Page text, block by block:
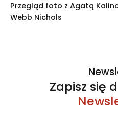
Przegląd foto z Agatą
Webb Nichols
Zapisz się